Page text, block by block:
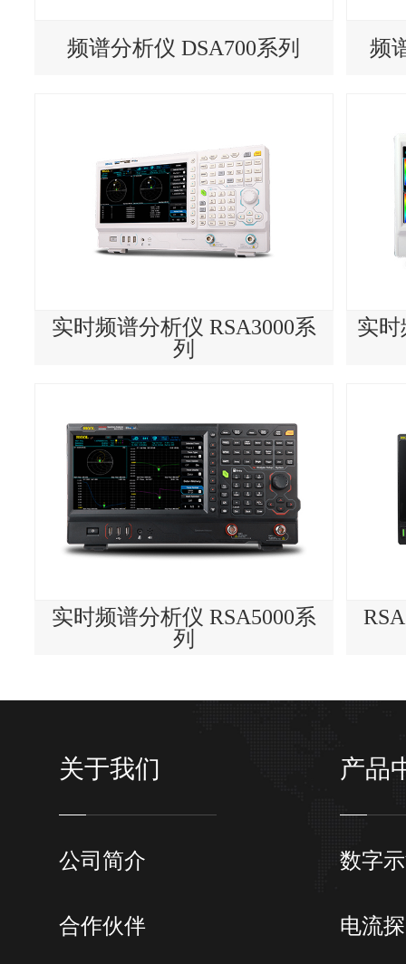
频谱分析仪 DSA700系列 频
实时频谱分析仪 RSA3000系
列
实时
实时频谱分析仪 RSA5000系
列
关于我们
公司简介
合作伙伴
产品
数字
电流